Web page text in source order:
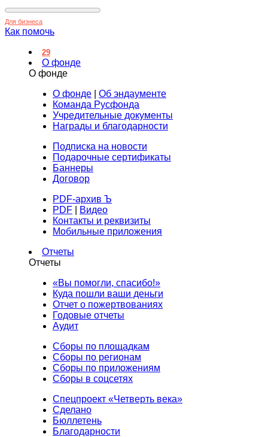
Для бизнеса
Как помочь
29
О фонде
О фонде
О фонде
Об эндаументе
Команда Русфонда
Учредительные документы
Награды и благодарности
Подписка на новости
Подарочные сертификаты
Баннеры
Договор
PDF-архив Ъ
PDF
Видео
Контакты и реквизиты
Мобильные приложения
Отчеты
Отчеты
«Вы помогли, спасибо!»
Куда пошли ваши деньги
Отчет о пожертвованиях
Годовые отчеты
Аудит
Сборы по площадкам
Сборы по регионам
Сборы по приложениям
Сборы в соцсетях
Спецпроект «Четверть века»
Сделано
Бюллетень
Благодарности